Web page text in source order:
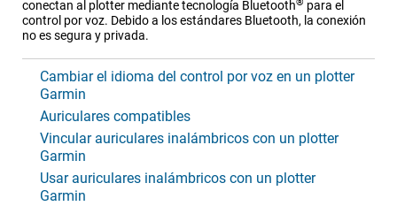
conectan al plotter mediante tecnología Bluetooth
para el
control por voz. Debido a los estándares Bluetooth, la conexión
no es segura y privada.
Cambiar el idioma del control por voz en un plotter
Garmin
Auriculares compatibles
Vincular auriculares inalámbricos con un plotter
Garmin
Usar auriculares inalámbricos con un plotter
Garmin